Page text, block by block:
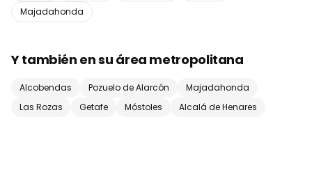
Majadahonda
Y también en su área metropolitana
Alcobendas Pozuelo de Alarcón
Majadahonda
Las Rozas
Getafe Móstoles Alcalá de Henares